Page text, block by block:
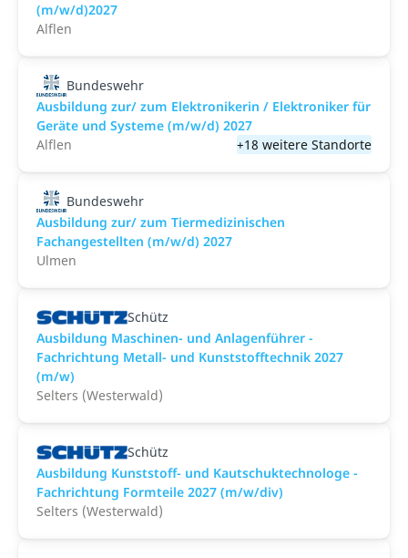
(m/w/d)2027
Alflen
Bundeswehr
Ausbildung zur/ zum Elektronikerin / Elektroniker für
Geräte und Systeme (m/w/d) 2027
Alflen
+18 weitere Standorte
Bundeswehr
Ausbildung zur/ zum Tiermedizinischen
Fachangestellten (m/w/d) 2027
Ulmen
Schütz
Ausbildung Maschinen- und Anlagenführer -
Fachrichtung Metall- und Kunststofftechnik 2027
(m/w)
Selters (Westerwald)
Schütz
Ausbildung Kunststoff- und Kautschuktechnologe -
Fachrichtung Formteile 2027 (m/w/div)
Selters (Westerwald)